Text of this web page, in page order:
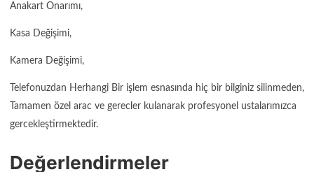
Anakart Onarımı,
Kasa Değişimi,
Kamera Değişimi,
Telefonuzdan Herhangi Bir işlem esnasında hiç bir bilginiz silinmeden,
Tamamen özel arac ve gerecler kulanarak profesyonel ustalarımızca
gercekleştirmektedir.
Değerlendirmeler